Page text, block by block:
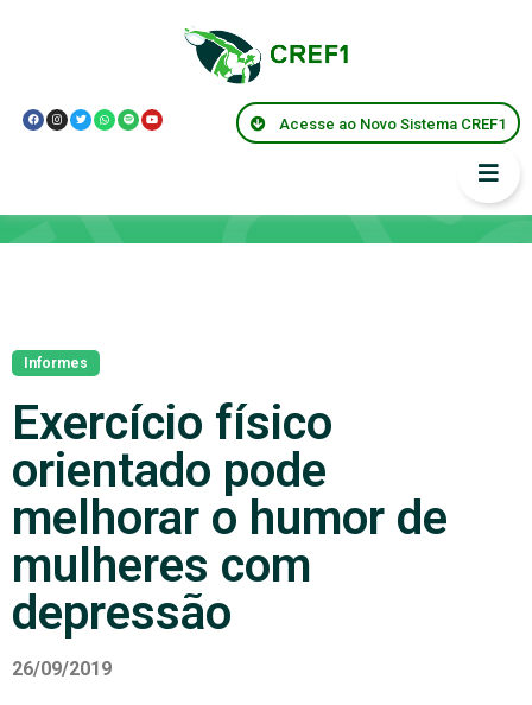
Acesse ao Novo Sistema CREF1
Informes
Exercício físico
orientado pode
melhorar o humor de
mulheres com
depressão
26/09/2019